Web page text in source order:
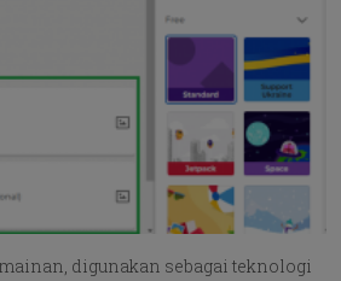
digunakan sebagai teknologi